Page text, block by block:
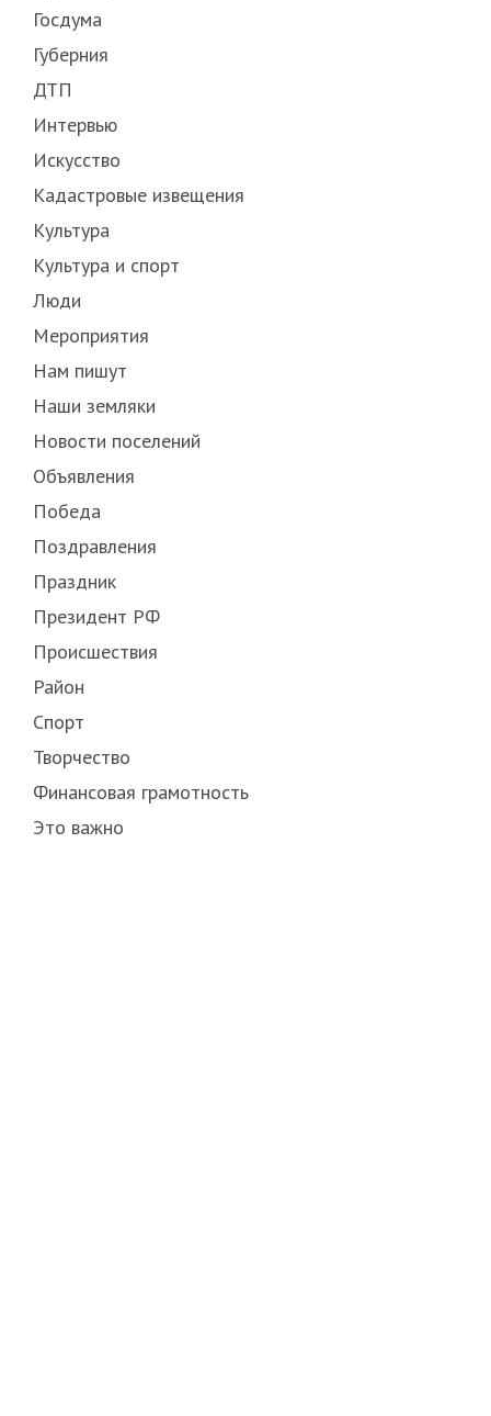
Госдума
Губерния
ДТП
Интервью
Искусство
Кадастровые извещения
Культура
Культура и спорт
Люди
Мероприятия
Нам пишут
Наши земляки
Новости поселений
Объявления
Победа
Поздравления
Праздник
Президент РФ
Происшествия
Район
Спорт
Творчество
Финансовая грамотность
Это важно